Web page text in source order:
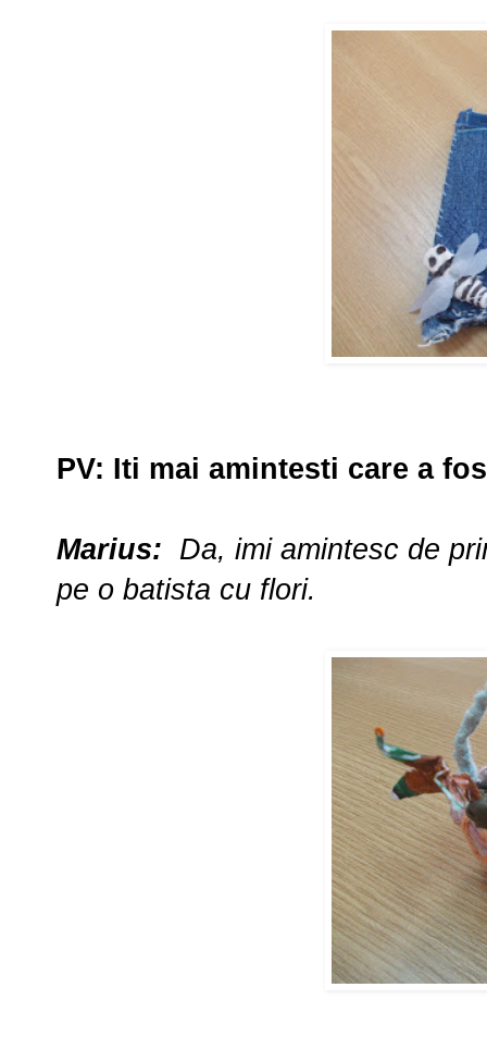
PV: Iti mai amintesti care a
Marius: Da, imi amintesc de
pe o batista cu flori.